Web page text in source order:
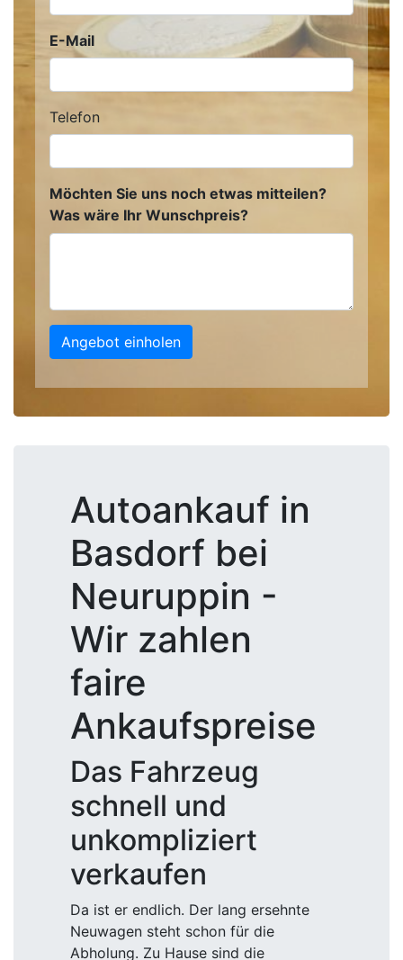
E-Mail
Telefon
Möchten Sie uns noch etwas mitteilen?
Was wäre Ihr Wunschpreis?
Angebot einholen
Autoankauf in
Basdorf bei
Neuruppin -
Wir zahlen
faire
Ankaufspreise
Das Fahrzeug
schnell und
unkompliziert
verkaufen
Da ist er endlich. Der lang ersehnte
Neuwagen steht schon für die
Abholung. Zu Hause sind die